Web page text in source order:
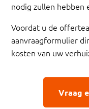
nodig zullen hebben
Voordat u de
aanvraagformulier
kosten van uw
Vraag